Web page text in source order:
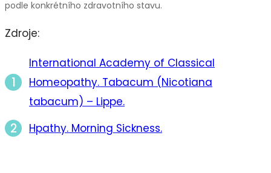
podle konkrétního zdravotního stavu.
Zdroje:
International Academy of Classical
Homeopathy. Tabacum (Nicotiana
tabacum) – Lippe.
Hpathy. Morning Sickness.